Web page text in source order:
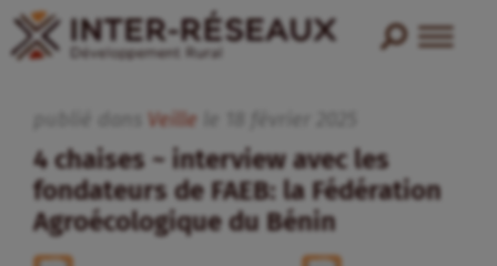
Veille
4 chaises ~ interview avec les
fondateurs de FAEB: la Fédération
Agroécologique du Bénin